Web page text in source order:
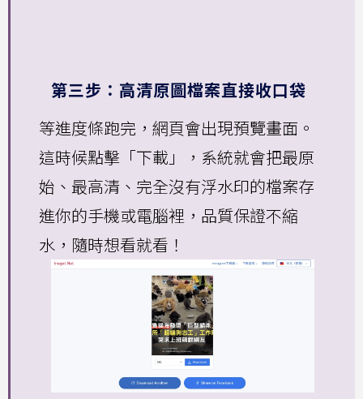
第三步：高清原圖檔案直接收口袋
等進度條跑完，網頁會出現預覽畫面。
這時候點擊「下載」，系統就會把最原
始、最高清、完全沒有浮水印的檔案存
進你的手機或電腦裡，品質保證不縮
水，隨時想看就看！